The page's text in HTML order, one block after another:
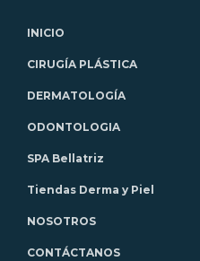
INICIO
CIRUGÍA PLÁSTICA
DERMATOLOGÍA
ODONTOLOGIA
SPA Bellatriz
Tiendas Derma y Piel
NOSOTROS
CONTÁCTANOS